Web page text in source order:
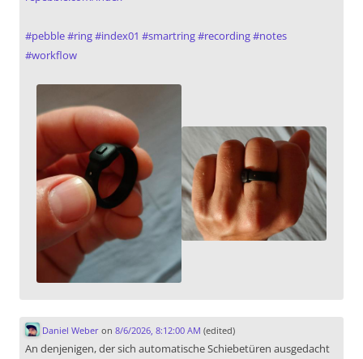
#pebble#ring#index01 #smartring#recording#notes
#workflow
Daniel Weberon 8/6/2026, 8:12:00 AM (edited)
An denjenigen, der sich automatische Schiebetüren ausgedacht